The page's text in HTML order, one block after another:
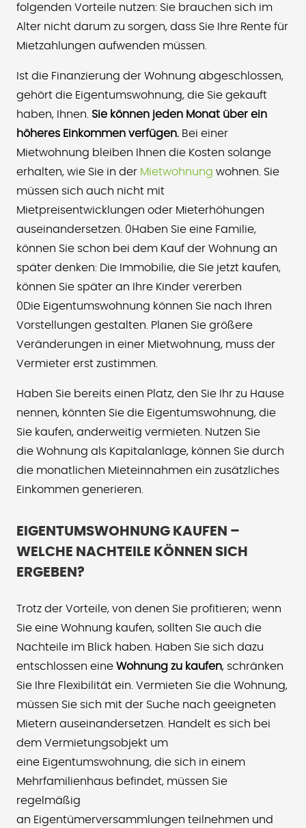
folgenden Vorteile nutzen: Sie brauchen sich im
Alter nicht darum zu sorgen, dass Sie Ihre Rente für
Mietzahlungen aufwenden müssen.
Ist die Finanzierung der Wohnung abgeschlossen,
gehört die Eigentumswohnung, die Sie gekauft
haben, Ihnen. Sie können jeden Monat über ein
höheres Einkommen verfügen. Bei einer
Mietwohnung bleiben Ihnen die Kosten solange
erhalten, wie Sie in der Mietwohnung wohnen. Sie
müssen sich auch nicht mit
Mietpreisentwicklungen oder Mieterhöhungen
auseinandersetzen. 0Haben Sie eine Familie,
können Sie schon bei dem Kauf der Wohnung an
später denken: Die Immobilie, die Sie jetzt kaufen,
können Sie später an Ihre Kinder vererben
0Die Eigentumswohnung können Sie nach Ihren
Vorstellungen gestalten. Planen Sie größere
Veränderungen in einer Mietwohnung, muss der
Vermieter erst zustimmen.
Haben Sie bereits einen Platz, den Sie Ihr zu Hause
nennen, könnten Sie die Eigentumswohnung, die
Sie kaufen, anderweitig vermieten. Nutzen Sie
die Wohnung als Kapitalanlage, können Sie durch
die monatlichen Mieteinnahmen ein zusätzliches
Einkommen generieren.
EIGENTUMSWOHNUNG KAUFEN –
WELCHE NACHTEILE KÖNNEN SICH
ERGEBEN?
Trotz der Vorteile, von denen Sie profitieren; wenn
Sie eine Wohnung kaufen, sollten Sie auch die
Nachteile im Blick haben. Haben Sie sich dazu
entschlossen eine Wohnung zu kaufen, schränken
Sie Ihre Flexibilität ein. Vermieten Sie die Wohnung,
müssen Sie sich mit der Suche nach geeigneten
Mietern auseinandersetzen. Handelt es sich bei
dem Vermietungsobjekt um
eine Eigentumswohnung, die sich in einem
Mehrfamilienhaus befindet, müssen Sie
regelmäßig
an Eigentümerversammlungen teilnehmen und